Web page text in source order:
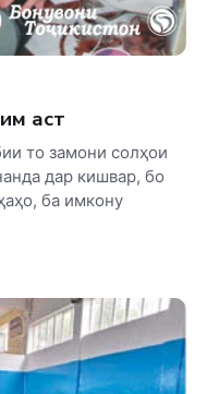
аст
то замони солҳои
дар кишвар, бо
ба имкону